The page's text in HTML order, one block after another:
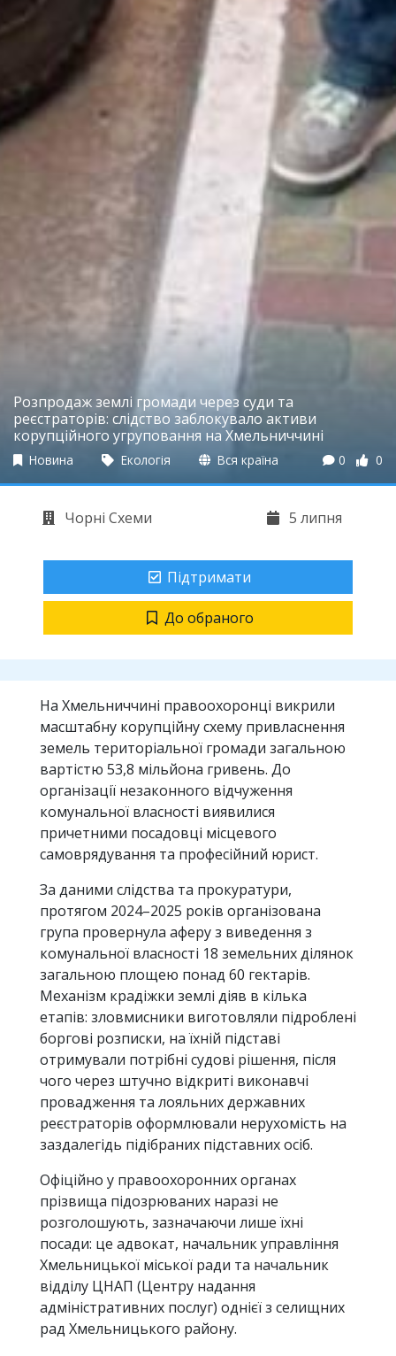
Розпродаж землі громади через суди та
реєстраторів: слідство заблокувало активи
корупційного угруповання на Хмельниччині
Новина Екологія Вся країна 0 0
Чорні Схеми 5 липня
Підтримати
До обраного
На Хмельниччині правоохоронці викрили
масштабну корупційну схему привласнення
земель територіальної громади загальною
вартістю 53,8 мільйона гривень. До
організації незаконного відчуження
комунальної власності виявилися
причетними посадовці місцевого
самоврядування та професійний юрист.
За даними слідства та прокуратури,
протягом 2024–2025 років організована
група провернула аферу з виведення з
комунальної власності 18 земельних ділянок
загальною площею понад 60 гектарів.
Механізм крадіжки землі діяв в кілька
етапів: зловмисники виготовляли підроблені
боргові розписки, на їхній підставі
отримували потрібні судові рішення, після
чого через штучно відкриті виконавчі
провадження та лояльних державних
реєстраторів оформлювали нерухомість на
заздалегідь підібраних підставних осіб.
Офіційно у правоохоронних органах
прізвища підозрюваних наразі не
розголошують, зазначаючи лише їхні
посади: це адвокат, начальник управління
Хмельницької міської ради та начальник
відділу ЦНАП (Центру надання
адміністративних послуг) однієї з селищних
рад Хмельницького району.